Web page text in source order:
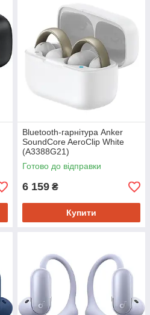
Bluetooth-гарнітура Anker
SoundCore AeroClip White
(A3388G21)
Готово до відправки
6 159 ₴
Купити